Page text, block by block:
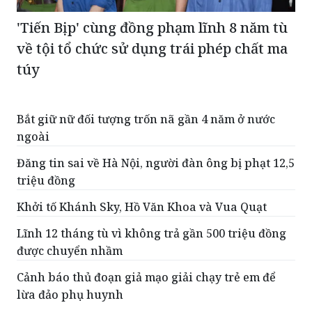
'Tiến Bịp' cùng đồng phạm lĩnh 8 năm tù
về tội tổ chức sử dụng trái phép chất ma
túy
Bắt giữ nữ đối tượng trốn nã gần 4 năm ở nước
ngoài
Đăng tin sai về Hà Nội, người đàn ông bị phạt 12,5
triệu đồng
Khởi tố Khánh Sky, Hồ Văn Khoa và Vua Quạt
Lĩnh 12 tháng tù vì không trả gần 500 triệu đồng
được chuyển nhầm
Cảnh báo thủ đoạn giả mạo giải chạy trẻ em để
lừa đảo phụ huynh